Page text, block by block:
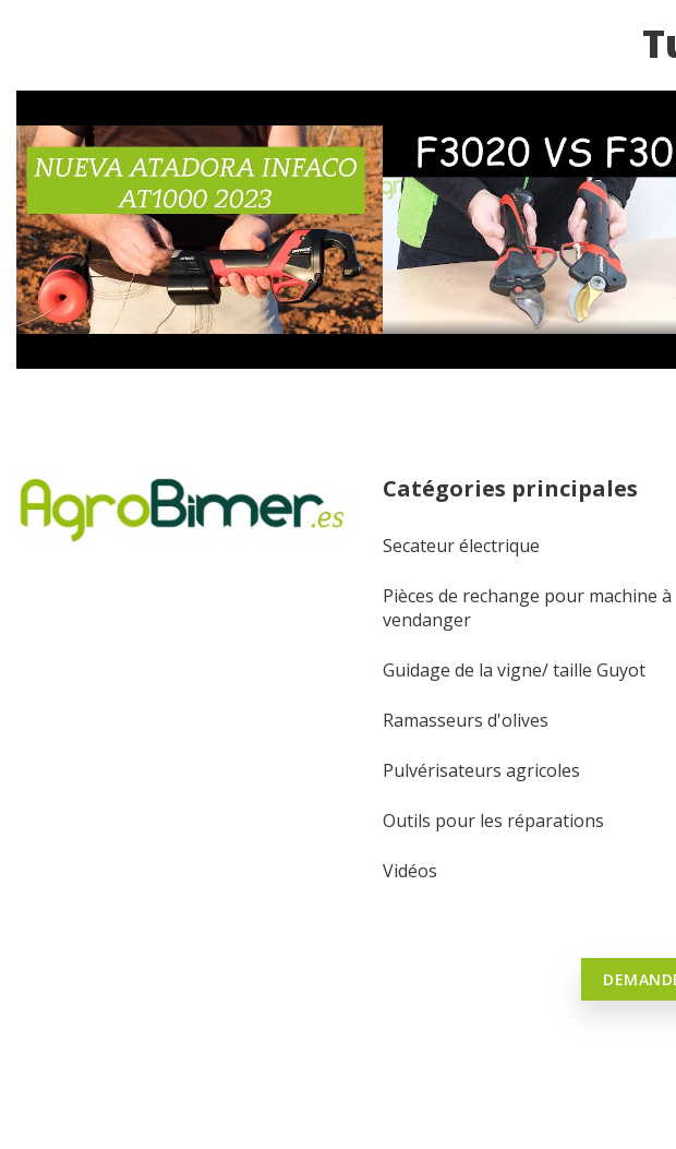
Catégories principales
Secateur électrique
Pièces de rechange pour machine à
vendanger
Guidage de la vigne/ taille Guyot
Ramasseurs d'olives
Pulvérisateurs agricoles
Outils pour les réparations
Vidéos